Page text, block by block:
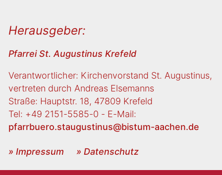
Herausgeber:
Pfarrei St. Augustinus Krefeld
Verantwortlicher: Kirchenvorstand St. Augustinus,
vertreten durch Andreas Elsemanns
Straße: Hauptstr. 18, 47809 Krefeld
Tel: +49 2151-5585-0 - E-Mail:
pfarrbuero.staugustinus@bistum-aachen.de
» Impressum » Datenschutz